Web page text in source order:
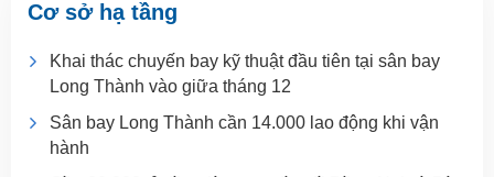
Cơ sở hạ tầng
Khai thác chuyến bay kỹ thuật đầu tiên tại sân bay
Long Thành vào giữa tháng 12
Sân bay Long Thành cần 14.000 lao động khi vận
hành